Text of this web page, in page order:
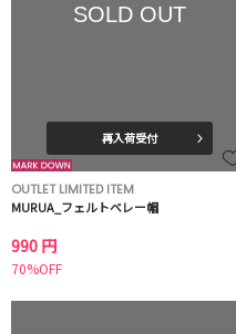
SOLD OUT
再入荷受付
OUTLET LIMITED ITEM
MURUA_フェルトベレー帽
990 円
70%OFF